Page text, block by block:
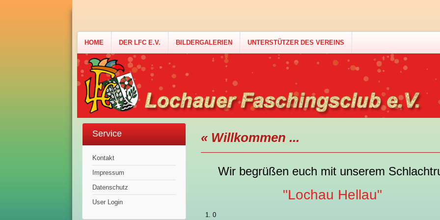
HOME DER LFC E.V. BILDERGALERIEN UNTERSTÜTZER DES VEREINS
Service
Kontakt
Impressum
Datenschutz
User Login
« Willkommen ...
Wir begrüßen euch mit unserem
"Lochau Hellau"
0